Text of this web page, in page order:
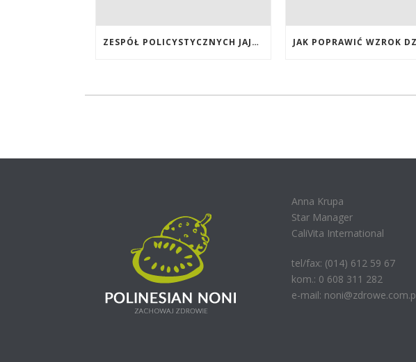
ZESPÓŁ POLICYSTYCZNYCH JAJNIKÓW
Anna Krupa
Star Manager
CaliVita International
tel/fax: (014) 612 59 67
kom.: 0 608 311 282
e-mail: noni@zdrowe.com.p